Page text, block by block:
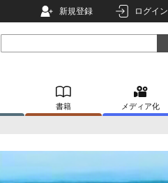
新規登録 ログイン
書籍 メディア化